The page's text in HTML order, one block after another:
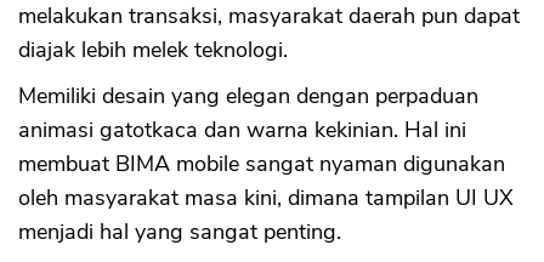
melakukan transaksi, masyarakat daerah pun dapat
diajak lebih melek teknologi.
Memiliki desain yang elegan dengan perpaduan
animasi gatotkaca dan warna kekinian. Hal ini
membuat BIMA mobile sangat nyaman digunakan
oleh masyarakat masa kini, dimana tampilan UI UX
menjadi hal yang sangat penting.